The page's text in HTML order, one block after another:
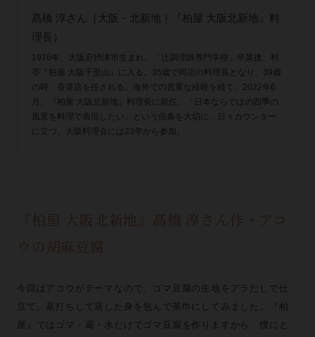
髙橋 淳さん（大阪・北新地｜『柏屋 大阪北新地』料
理長）
1976年、大阪府摂津市生まれ。「辻󠄀調理師専門学校」卒業後、料
亭『柏屋 大阪千里山』に入る。35歳で同店の料理長となり、39歳
の時、香港店を任される。海外での貴重な経験を経て、2022年6
月、『柏屋 大阪北新地』料理長に就任。「日本ならではの四季の
風景を料理で表現したい」という信条を大切に、日々カウンター
に立つ。大阪料理会には23年から参加。
『柏屋 大阪北新地』髙橋 淳さん作・アコ
ウの胡麻豆腐
今回はアコウがテーマなので、ゴマ豆腐の生地をアラだしで仕
立て、葛打ちして蒸した身を包んで茶巾にしてみました。『柏
屋』ではゴマ・葛・水だけでゴマ豆腐を作りますから、僕にと